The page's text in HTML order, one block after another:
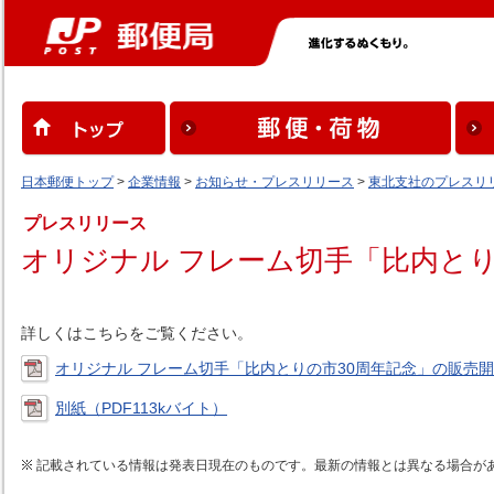
日本郵便トップ> 企業情報 > お知らせ・プレスリリース > 東北支社のプレスリ
プレスリリース
オリジナル フレーム切手「比内と
詳しくはこちらをご覧ください。
オリジナル フレーム切手「比内とりの市30周年記念」の販売
別紙（PDF113kバイト）
記載されている情報は発表日現在のものです。最新の情報とは異なる場合が